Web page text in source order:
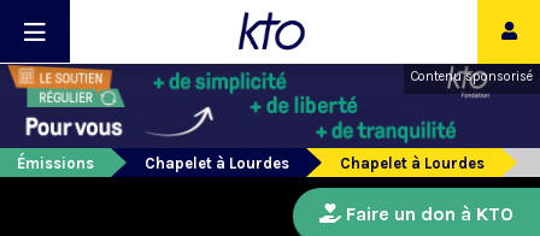
Contenu sponsorisé
Émissions Chapelet à Lourdes Chapelet à Lourdes
Faire un don à KTO